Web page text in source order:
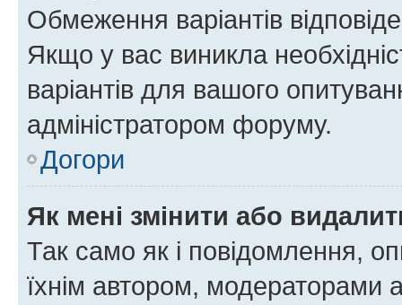
Обмеження варіантів
Якщо у вас виникла
варіантів для вашого
адміністратором форуму.
Догори
Як мені змінити або
Так само як і повідомлення,
їхнім автором, модераторами